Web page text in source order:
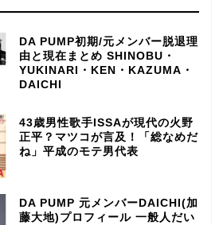
DA PUMP初期/元メンバー脱退理
由と現在まとめ SHINOBU・
YUKINARI・KEN・KAZUMA・
DAICHI
43歳男性歌手ISSAが現代の火野
正平？マツコが言及！「総なめだ
ね」平成のモテ男代表
DA PUMP 元メンバーDAICHI(加
藤大地)プロフィール 一般人だい